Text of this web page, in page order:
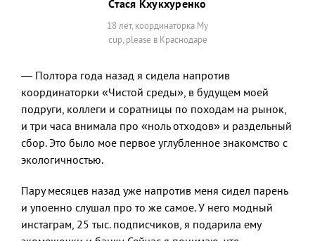
Стася Кхукхуренко
18 лет, координаторка My
cup, please в Краснодаре
— Полтора года назад я сидела напротив
координаторки «Чистой среды», в будущем моей
подруги, коллеги и соратницы по походам на рынок,
и три часа внимала про «ноль отходов» и раздельный
сбор. Это было мое первое углубленное знакомство с
экологичностью.
Пару месяцев назад уже напротив меня сидел парень
и упоенно слушал про то же самое. У него модный
инстаграм, 25 тыс. подписчиков, я подарила ему